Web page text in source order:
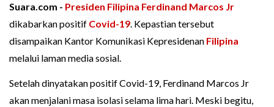
Suara.com - Presiden Filipina Ferdinand Marcos Jr
dikabarkan positif Covid-19. Kepastian tersebut
disampaikan Kantor Komunikasi Kepresidenan Filipina
melalui laman media sosial.
Setelah dinyatakan positif Covid-19, Ferdinand Marcos Jr
akan menjalani masa isolasi selama lima hari. Meski begitu,